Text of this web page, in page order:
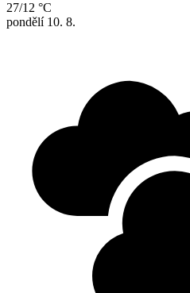
27/12 °C
pondělí 10. 8.